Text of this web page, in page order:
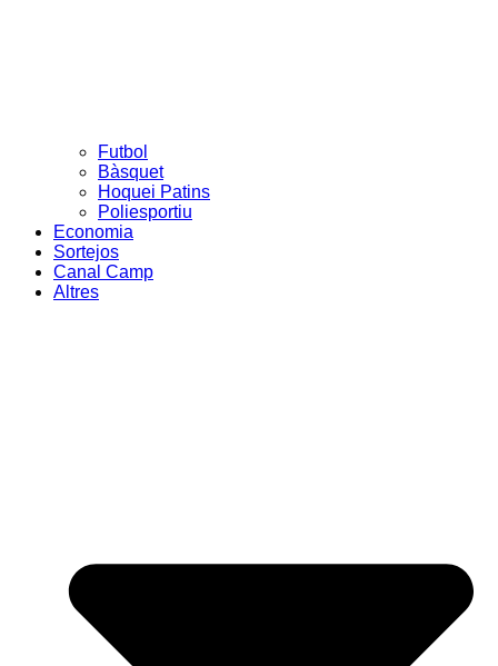
Futbol
Bàsquet
Hoquei Patins
Poliesportiu
Economia
Sortejos
Canal Camp
Altres